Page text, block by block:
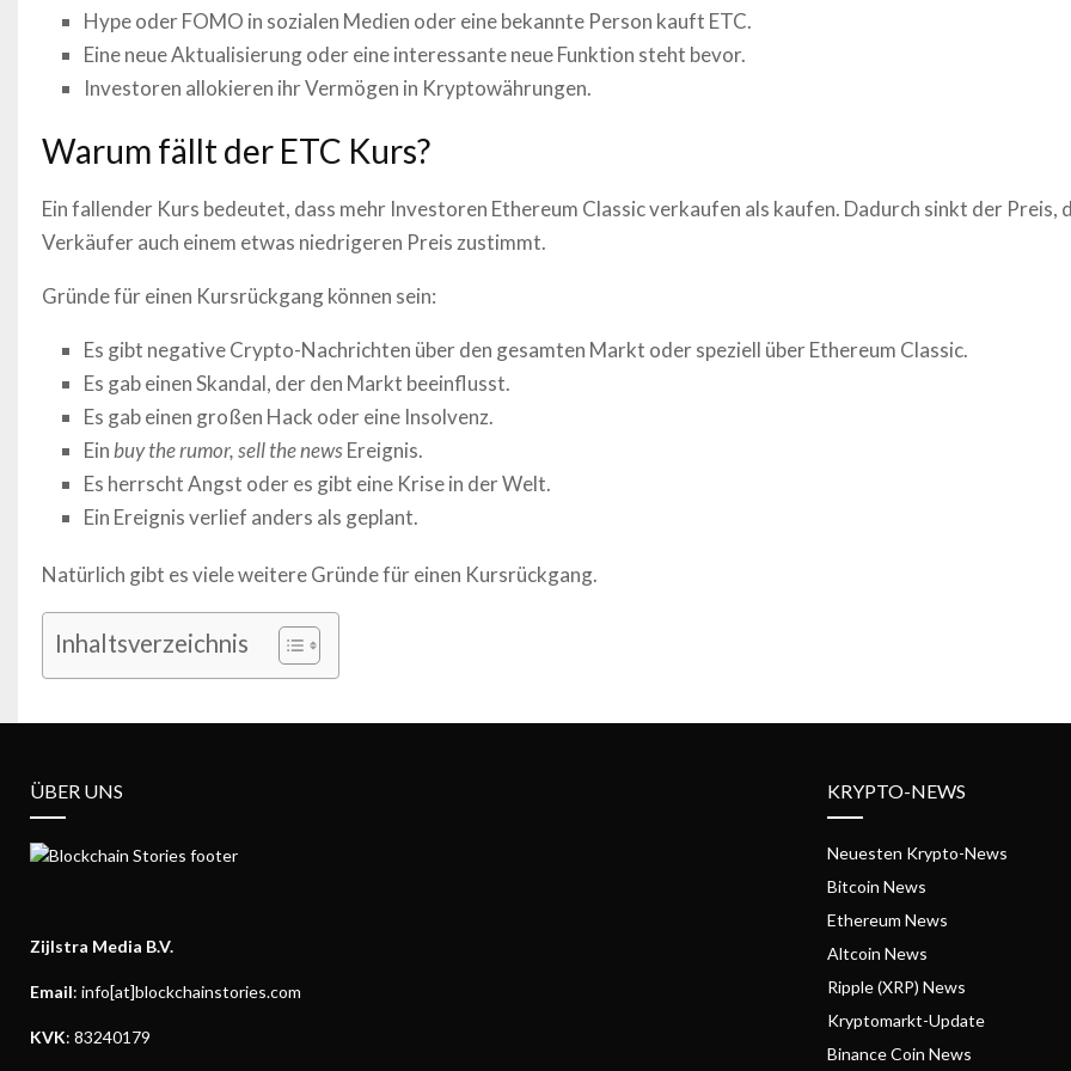
Hype oder FOMO in sozialen Medien oder eine bekannte Person kauft ETC.
Eine neue Aktualisierung oder eine interessante neue Funktion steht bevor.
Investoren allokieren ihr Vermögen in Kryptowährungen.
Warum fällt der ETC Kurs?
Ein fallender Kurs bedeutet, dass mehr Investoren Ethereum Classicverkaufen als kaufen. Dadurch sinkt der Preis,
Verkäufer auch einem etwas niedrigeren Preis zustimmt.
Gründe für einen Kursrückgang können sein:
Es gibt negative Crypto-Nachrichten über den gesamten Markt oder speziell überEthereum Classic.
Es gab einen Skandal, der den Markt beeinflusst.
Es gab einen großen Hack oder eine Insolvenz.
Einbuy the rumor, sell the newsEreignis.
Es herrscht Angst oder es gibt eine Krise in der Welt.
Ein Ereignis verlief anders als geplant.
Natürlich gibt es viele weitere Gründe für einen Kursrückgang.
Inhaltsverzeichnis
ÜBER UNS
Zijlstra Media B.V.
Email: info[at]blockchainstories.com
KVK: 83240179
KRYPTO-NEWS
Neuesten Krypto-News
Bitcoin News
Ethereum News
Altcoin News
Ripple (XRP) News
Kryptomarkt-Update
Binance Coin News